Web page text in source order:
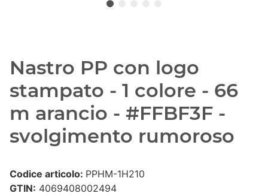
Nastro PP con logo
stampato - 1 colore - 66
m arancio - #FFBF3F -
svolgimento rumoroso
Codice articolo: PPHM-1H210
GTIN: 4069408002494